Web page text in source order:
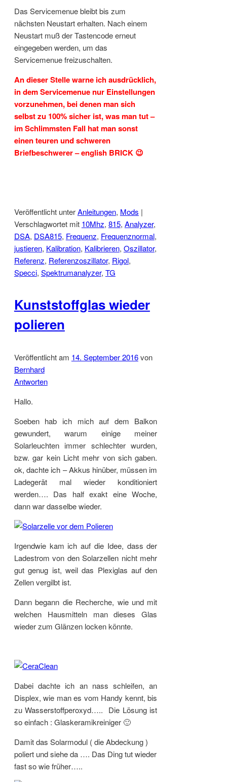
Das Servicemenue bleibt bis zum
nächsten Neustart erhalten. Nach einem
Neustart muß der Tastencode erneut
eingegeben werden, um das
Servicemenue freizuschalten.
An dieser Stelle warne ich ausdrücklich,
in dem Servicemenue nur Einstellungen
vorzunehmen, bei denen man sich
selbst zu 100% sicher ist, was man tut –
im Schlimmsten Fall hat man sonst
einen teuren und schweren
Briefbeschwerer – english BRICK 😉
Veröffentlicht unterAnleitungen, Mods |
Verschlagwortet mit 10Mhz, 815, Analyzer,
DSA, DSA815, Frequenz, Frequenznormal,
justieren, Kalibration, Kalibrieren, Oszillator,
Referenz, Referenzoszillator, Rigol,
Specci, Spektrumanalyzer, TG
Kunststoffglas wieder
polieren
Veröffentlicht am 14. September 2016von
Bernhard
Antworten
Hallo.
Soeben hab ich mich auf dem Balkon
gewundert, warum einige meiner
Solarleuchten immer schlechter wurden,
bzw. gar kein Licht mehr von sich gaben.
ok, dachte ich – Akkus hinüber, müssen im
Ladegerät mal wieder konditioniert
werden…. Das half exakt eine Woche,
dann war dasselbe wieder.
Irgendwie kam ich auf die Idee, dass der
Ladestrom von den Solarzellen nicht mehr
gut genug ist, weil das Plexiglas auf den
Zellen vergilbt ist.
Dann begann die Recherche, wie und mit
welchen Hausmitteln man dieses Glas
wieder zum Glänzen locken könnte.
Dabei dachte ich an nass schleifen, an
Displex, wie man es vom Handy kennt, bis
zu Wasserstoffperoxyd….. Die Lösung ist
so einfach : Glaskeramikreiniger 🙂
Damit das Solarmodul ( die Abdeckung )
poliert und siehe da …. Das Ding tut wieder
fast so wie früher…..